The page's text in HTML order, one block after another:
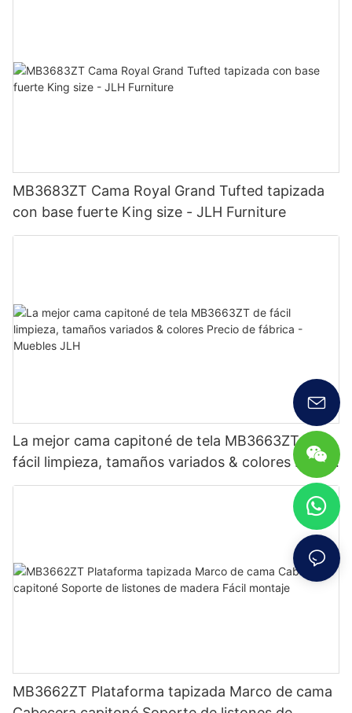
MB3683ZT Cama Royal Grand Tufted tapizada
con base fuerte King size - JLH Furniture
La mejor cama capitoné de tela MB3663ZT de
fácil limpieza, tamaños variados & colores Precio
de fábrica - Muebles JLH
MB3662ZT Plataforma tapizada Marco de cama